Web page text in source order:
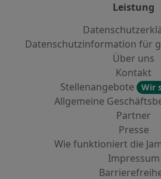
Leistung
Datenschutzinformation für
Über uns
Kontakt
Stellenangebote
Wir
Allgemeine
Partner
Presse
Wie funktioniert die
Impressum